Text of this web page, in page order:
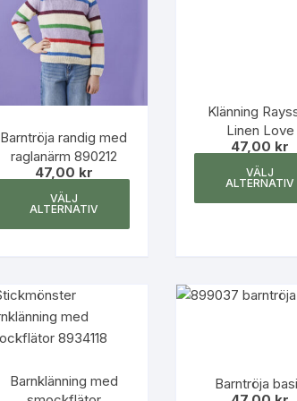
Barntröja randig med
raglanärm 890212
47,00 kr
VÄLJ
ALTERNATIV
produkten
varianter.
Klänning
Linen Love
47,00 kr
VÄLJ
ALTERNATIV
Barnklänning med
Barntröja